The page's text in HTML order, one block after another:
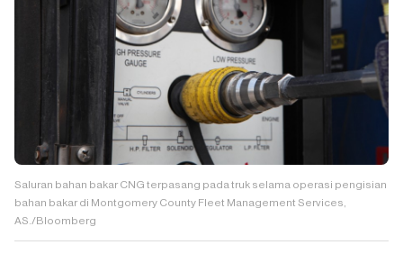
Saluran bahan bakar CNG terpasang pada truk selama operasi pengisian
bahan bakar di Montgomery County Fleet Management Services,
AS./Bloomberg